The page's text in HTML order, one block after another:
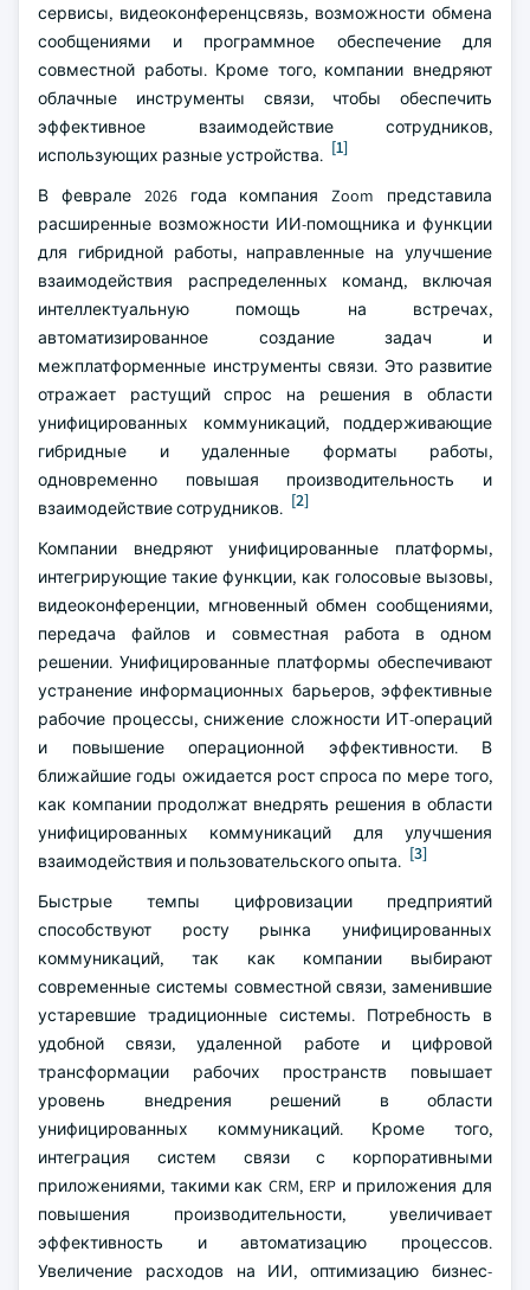
сервисы, видеоконференцсвязь, возможности обмена
сообщениями и программное обеспечение для
совместной работы. Кроме того, компании внедряют
облачные инструменты связи, чтобы обеспечить
эффективное взаимодействие сотрудников,
использующих разные устройства. [1]
В феврале 2026 года компания Zoom представила
расширенные возможности ИИ-помощника и функции
для гибридной работы, направленные на улучшение
взаимодействия распределенных команд, включая
интеллектуальную помощь на встречах,
автоматизированное создание задач и
межплатформенные инструменты связи. Это развитие
отражает растущий спрос на решения в области
унифицированных коммуникаций, поддерживающие
гибридные и удаленные форматы работы,
одновременно повышая производительность и
взаимодействие сотрудников. [2]
Компании внедряют унифицированные платформы,
интегрирующие такие функции, как голосовые вызовы,
видеоконференции, мгновенный обмен сообщениями,
передача файлов и совместная работа в одном
решении. Унифицированные платформы обеспечивают
устранение информационных барьеров, эффективные
рабочие процессы, снижение сложности ИТ-операций
и повышение операционной эффективности. В
ближайшие годы ожидается рост спроса по мере того,
как компании продолжат внедрять решения в области
унифицированных коммуникаций для улучшения
взаимодействия и пользовательского опыта. [3]
Быстрые темпы цифровизации предприятий
способствуют росту рынка унифицированных
коммуникаций, так как компании выбирают
современные системы совместной связи, заменившие
устаревшие традиционные системы. Потребность в
удобной связи, удаленной работе и цифровой
трансформации рабочих пространств повышает
уровень внедрения решений в области
унифицированных коммуникаций. Кроме того,
интеграция систем связи с корпоративными
приложениями, такими как CRM, ERP и приложения для
повышения производительности, увеличивает
эффективность и автоматизацию процессов.
Увеличение расходов на ИИ, оптимизацию бизнес-